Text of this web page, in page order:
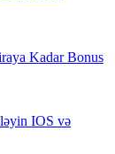
Kadar Bonus
IOS və